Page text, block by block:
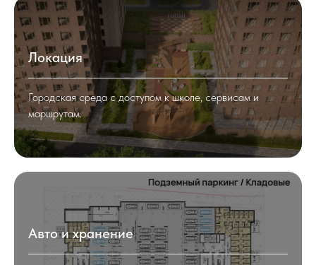
Локация
Городская среда с доступом к школе, сервисам и
маршрутам.
Авто и хранение